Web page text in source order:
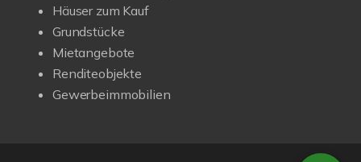
Häuser zum Kauf
Grundstücke
Mietangebote
Renditeobjekte
Gewerbeimmobilien